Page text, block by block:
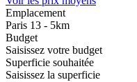
Emplacement
Paris 13 - 5km
Budget
Saisissez votre budget
Superficie souhaitée
Saisissez la superficie